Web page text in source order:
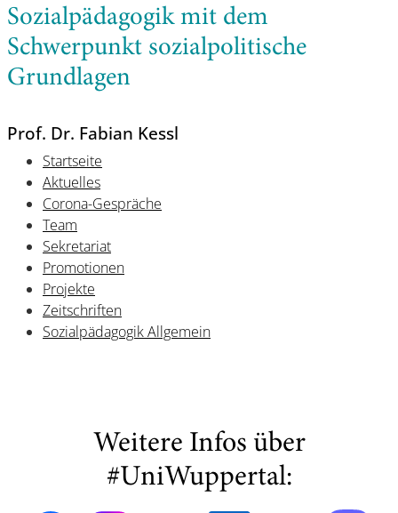
Sozialpädagogik mit dem
Schwerpunkt sozialpolitische
Grundlagen
Prof. Dr. Fabian Kessl
Startseite
Aktuelles
Corona-Gespräche
Team
Sekretariat
Promotionen
Projekte
Zeitschriften
Sozialpädagogik Allgemein
Weitere Infos über
#UniWuppertal: